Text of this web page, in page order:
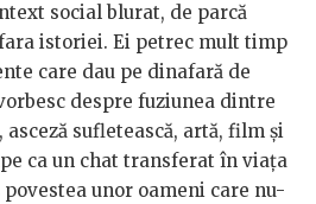
social blurat, de parcă
istoriei. Ei petrec mult timp
care dau pe dinafară de
despre fuziunea dintre
sufletească, artă, film și
ca un chat transferat în viața
povestea unor oameni care nu-